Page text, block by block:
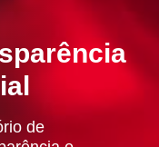
de